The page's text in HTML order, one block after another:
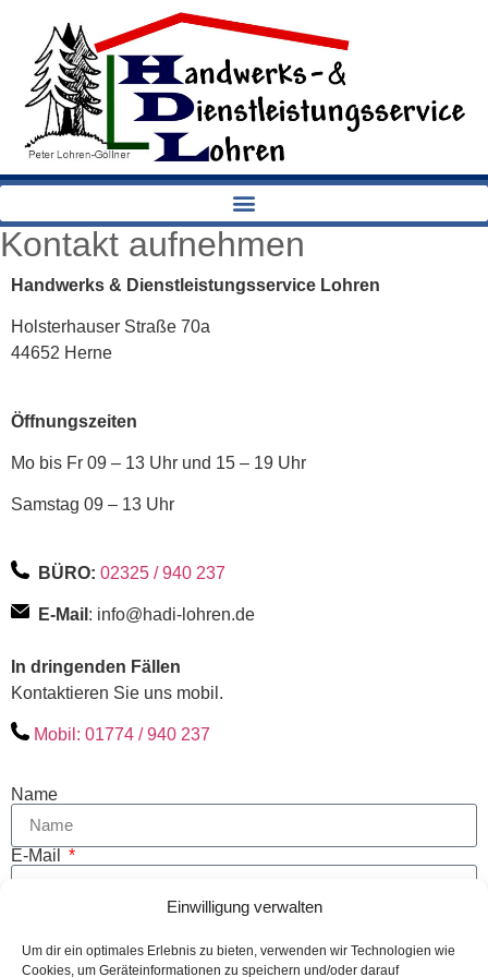
Einwilligung verwalten
Um dir ein optimales Erlebnis zu bieten, verwenden wir Technologien wie
Cookies, um Geräteinformationen zu speichern und/oder darauf
Kontakt aufnehmen
Handwerks & Dienstleistungsservice Lohren
Holsterhauser Straße 70a
44652 Herne
Öffnungszeiten
Mo bis Fr 09 – 13 Uhr und 15 – 19 Uhr
Samstag 09 – 13 Uhr
BÜRO: 02325 / 940 237
E-Mail : info@hadi-lohren.de
In dringenden Fällen
Kontaktieren Sie uns mobil.
Mobil: 01774 / 940 237
Name
E-Mail